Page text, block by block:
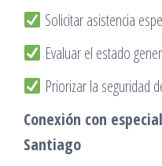
Solicitar asistencia
Evaluar el estado
Priorizar la seguridad
Conexión con
Santiago